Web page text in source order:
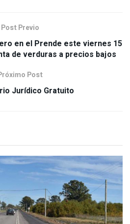
Post Previo
en el Prende este viernes 15
de verduras a precios bajos
Post
Jurídico Gratuito